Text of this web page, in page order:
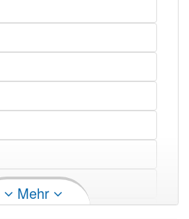
Fundament
Grundlage
Mehr